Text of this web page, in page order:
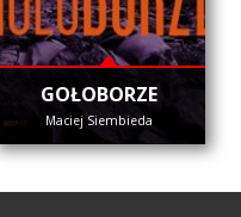
GOŁOBORZE
Maciej Siembieda